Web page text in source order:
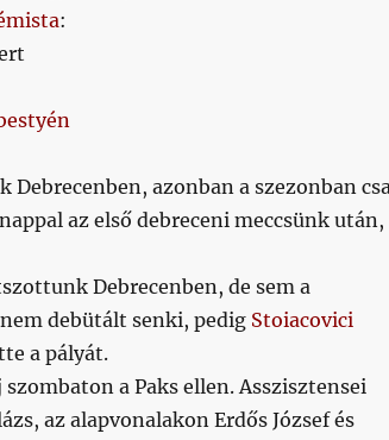
:
Debrecenben, azonban a szezonban
az első debreceni meccsünk után,
Debrecenben, de sem a
debütált senki, pedig Stoiacovici
a pályát.
szombaton a Paks ellen. Asszisztensei
az alapvonalakon Erdős József és